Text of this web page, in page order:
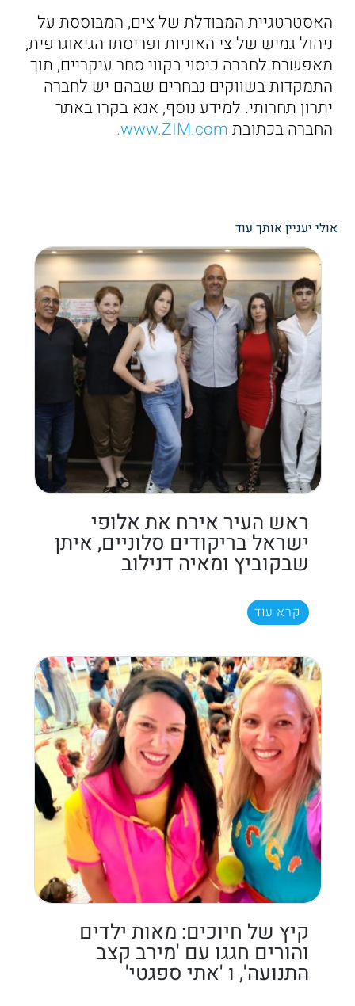
האסטרטגיית המבודלת של צים, המבוססת על
ניהול גמיש של צי האוניות ופריסתו הגיאוגרפית,
מאפשרת לחברה כיסוי בקווי סחר עיקריים, תוך
התמקדות בשווקים נבחרים שבהם יש לחברה
יתרון תחרותי. למידע נוסף, אנא בקרו באתר
החברה בכתובתwww.ZIM.com.
אולי יעניין אותך עוד
ראש העיר אירח את אלופי
ישראל בריקודים סלוניים, איתן
שבקוביץ ומאיה דנילוב
קרא עוד
קיץ של חיוכים: מאות ילדים
והורים חגגו עם 'מירב קצב
התנועה', ו 'אתי ספגטי'